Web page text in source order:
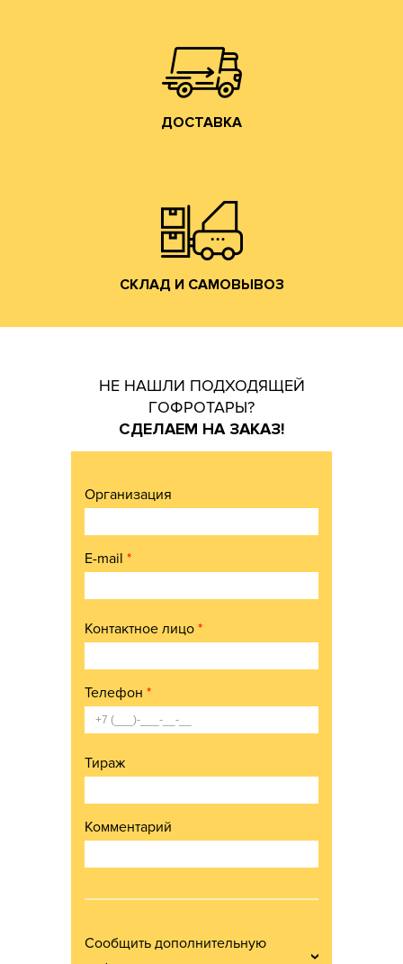
ДОСТАВКА
ДОСТАВКА
СКЛАД И САМОВЫВОЗ
СКЛАД И САМОВЫВОЗ
НЕ НАШЛИ ПОДХОДЯЩЕЙ
ГОФРОТАРЫ?
СДЕЛАЕМ НА ЗАКАЗ!
Организация
E-mail *
Контактное лицо *
Телефон *
Тираж
Комментарий
Сообщить дополнительную